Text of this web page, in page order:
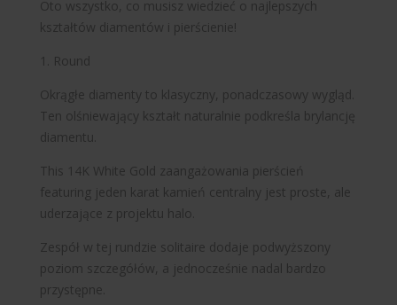
Oto wszystko, co musisz wiedzieć o najlepszych
kształtów diamentów i pierścienie!
1. Round
Okrągłe diamenty to klasyczny, ponadczasowy wygląd.
Ten olśniewający kształt naturalnie podkreśla brylancję
diamentu.
This 14K White Gold zaangażowania pierścień
featuring jeden karat kamień centralny jest proste, ale
uderzające z projektu halo.
Zespół w tej rundzie solitaire dodaje podwyższony
poziom szczegółów, a jednocześnie nadal bardzo
przystępne.